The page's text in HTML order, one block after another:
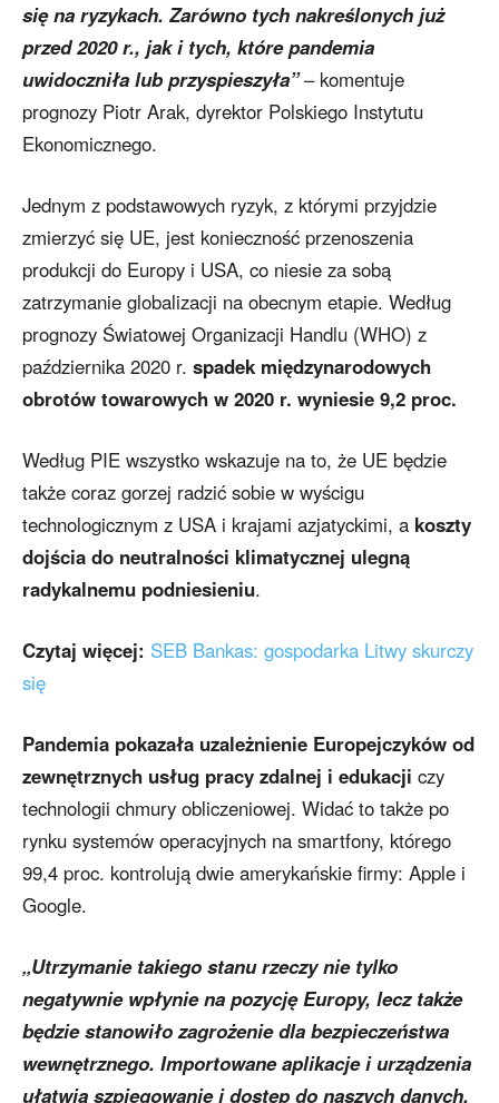
się na ryzykach. Zarówno tych nakreślonych już
przed 2020 r., jak i tych, które pandemia
uwidoczniła lub przyspieszyła”– komentuje
prognozy Piotr Arak, dyrektor Polskiego Instytutu
Ekonomicznego.
Jednym z podstawowych ryzyk, z którymi przyjdzie
zmierzyć się UE, jest konieczność przenoszenia
produkcji do Europy i USA, co niesie za sobą
zatrzymanie globalizacji na obecnym etapie. Według
prognozy Światowej Organizacji Handlu (WHO) z
października 2020 r. spadek międzynarodowych
obrotów towarowych w 2020 r. wyniesie 9,2 proc.
Według PIE wszystko wskazuje na to, że UE będzie
także coraz gorzej radzić sobie w wyścigu
technologicznym z USA i krajami azjatyckimi, a koszty
dojścia do neutralności klimatycznej ulegną
radykalnemu podniesieniu.
Czytaj więcej: SEB Bankas: gospodarka Litwy skurczy
się
Pandemia pokazała uzależnienie Europejczyków od
zewnętrznych usług pracy zdalnej i edukacji czy
technologii chmury obliczeniowej. Widać to także po
rynku systemów operacyjnych na smartfony, którego
99,4 proc. kontrolują dwie amerykańskie firmy: Apple i
Google.
„Utrzymanie takiego stanu rzeczy nie tylko
negatywnie wpłynie na pozycję Europy, lecz także
będzie stanowiło zagrożenie dla bezpieczeństwa
wewnętrznego. Importowane aplikacje i urządzenia
ułatwią szpiegowanie i dostęp do naszych danych,